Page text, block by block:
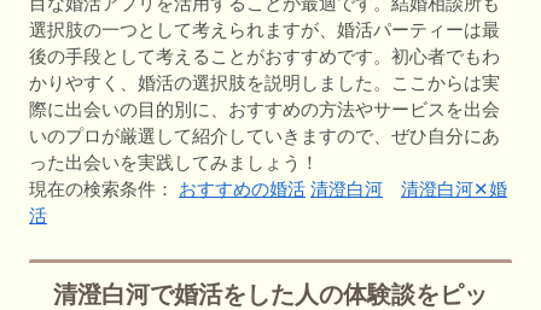
選択肢の一つとして考えられますが、婚活パーティーは最
後の手段として考えることがおすすめです。初心者でもわ
かりやすく、婚活の選択肢を説明しました。ここからは実
際に出会いの目的別に、おすすめの方法やサービスを出会
いのプロが厳選して紹介していきますので、ぜひ自分にあ
った出会いを実践してみましょう！
現在の検索条件： おすすめの婚活 清澄白河
清澄白河✕婚
活
清澄白河で婚活をした人の体験談をピッ